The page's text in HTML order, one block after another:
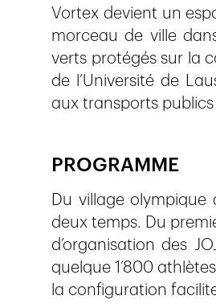
Vortex devient un
morceau de ville
verts protégés sur la
de l’Université de
aux transports publics
PROGRAMME
Du village
deux temps. Du
d’organisation des
quelque 1’800
la configuration